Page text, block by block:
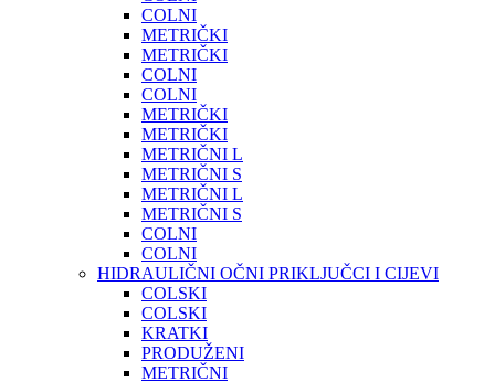
COLNI
METRIČKI
METRIČKI
COLNI
COLNI
METRIČKI
METRIČKI
METRIČNI L
METRIČNI S
METRIČNI L
METRIČNI S
COLNI
COLNI
HIDRAULIČNI OČNI PRIKLJUČCI I CIJEVI
COLSKI
COLSKI
KRATKI
PRODUŽENI
METRIČNI